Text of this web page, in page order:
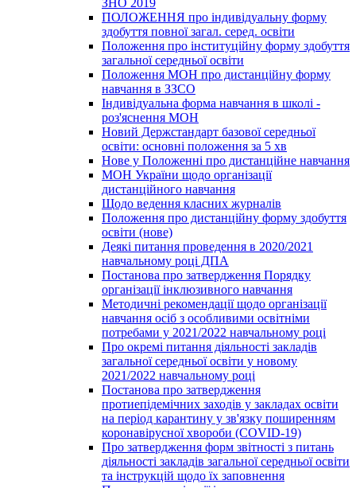
ЗНО 2019
ПОЛОЖЕННЯ про індивідуальну форму
здобуття повної загал. серед. освіти
Положення про інституційну форму здобуття
загальної середньої освіти
Положення МОН про дистанційну форму
навчання в ЗЗСО
Індивідуальна форма навчання в школі -
роз'яснення МОН
Новий Держстандарт базової середньої
освіти: основні положення за 5 хв
Нове у Положенні про дистанційне навчання
МОН України щодо організації
дистанційного навчання
Щодо ведення класних журналів
Положення про дистанційну форму здобуття
освіти (нове)
Деякі питання проведення в 2020/2021
навчальному році ДПА
Постанова про затвердження Порядку
організації інклюзивного навчання
Методичні рекомендації щодо організації
навчання осіб з особливими освітніми
потребами у 2021/2022 навчальному році
Про окремі питання діяльності закладів
загальної середньої освіти у новому
2021/2022 навчальному році
Постанова про затвердження
протиепідемічних заходів у закладах освіти
на період карантину у зв'язку поширенням
коронавірусної хвороби (COVID-19)
Про затвердження форм звітності з питань
діяльності закладів загальної середньої освіти
та інструкцій щодо їх заповнення